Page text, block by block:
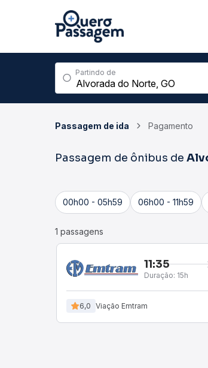
Partindo de
Passagem de ida Pagamento
Passagem de ônibus de
00h00 - 05h59 06h00 - 11h59
1 passagens
11:35
Duração: 15h
6,0 Viação Emtram